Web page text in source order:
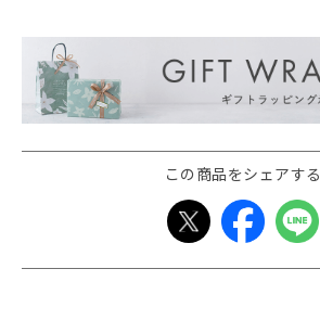
この商品をシェアする